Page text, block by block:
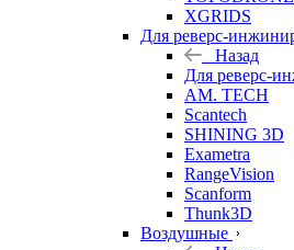
XGRIDS
Для реверс-
Назад
Для реверс-
AM. TECH
Scantech
SHINING 3D
Exametra
RangeVision
Scanform
Thunk3D
Воздушные